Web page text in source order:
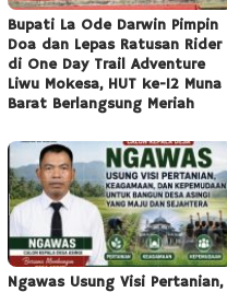
Bupati La Ode Darwin Pimpin
Doa dan Lepas Ratusan Rider
di One Day Trail Adventure
Liwu Mokesa, HUT ke-12 Muna
Barat Berlangsung Meriah
Ngawas Usung Visi Pertanian,